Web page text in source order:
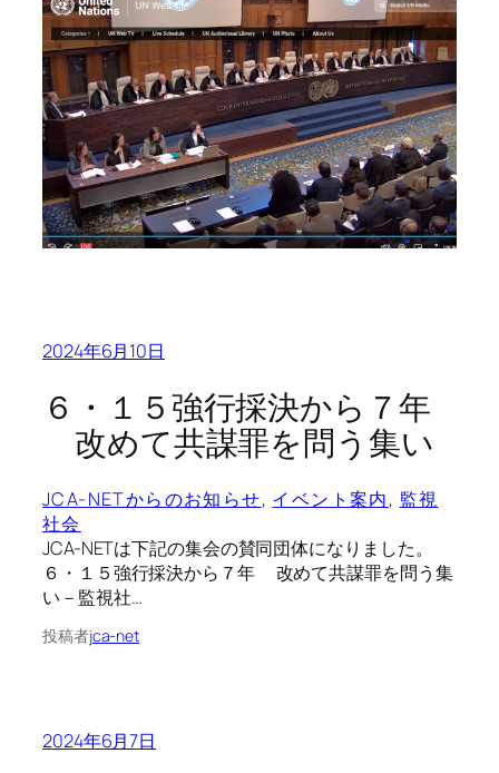
2024年6月10日
６・１５強行採決から７年
改めて共謀罪を問う集い
JCA-NETからのお知らせ, イベント案内, 監視
社会
JCA-NETは下記の集会の賛同団体になりました。
６・１５強行採決から７年 改めて共謀罪を問う集
い－監視社…
投稿者jca-net
2024年6月7日